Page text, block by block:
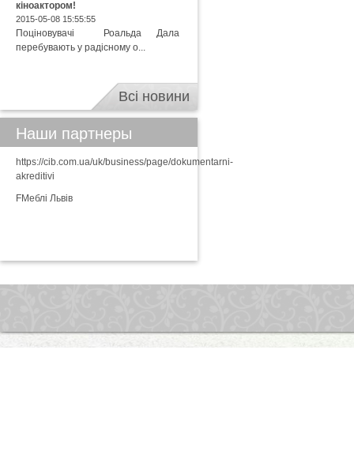
кіноактором!
2015-05-08 15:55:55
Поціновувачі Роальда Дала
перебувають у радісному о...
Всі новини
Наши партнеры
https://cib.com.ua/uk/business/page/dokumentarni-
akreditivi
FМеблі Львів